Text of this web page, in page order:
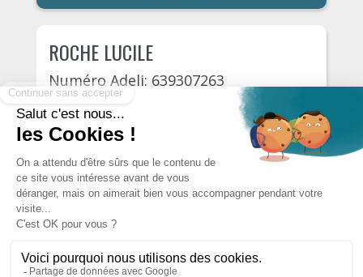
ROCHE LUCILE
Numéro Adeli: 639307263
Avenue de la république 6 bis
25 novembre, 2026
105€
Autres psychologues du département